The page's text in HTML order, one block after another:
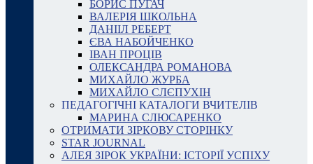
БОРИС ПУГАЧ
ВАЛЕРІЯ ШКОЛЬНА
ДАНІІЛ РЕБЕРТ
ЄВА НАБОЙЧЕНКО
ІВАН ПРОЦІВ
ОЛЕКСАНДРА РОМАНОВА
МИХАЙЛО ЖУРБА
МИХАЙЛО СЛЄПУХІН
ПЕДАГОГІЧНІ КАТАЛОГИ ВЧИТЕЛІВ
МАРИНА СЛЮСАРЕНКО
ОТРИМАТИ ЗІРКОВУ СТОРІНКУ
STAR JOURNAL
АЛЕЯ ЗІРОК УКРАЇНИ: ІСТОРІЇ УСПІХУ